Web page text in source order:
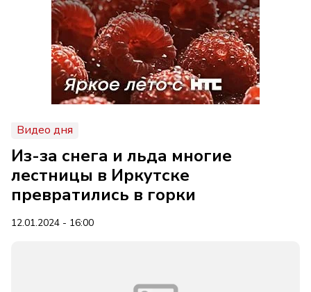
Видео дня
Из-за снега и льда многие
лестницы в Иркутске
превратились в горки
12.01.2024 - 16:00